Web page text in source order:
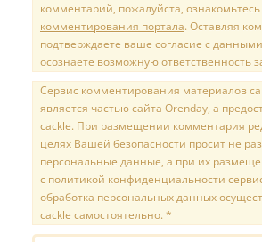
комментарий, пожалуйста, ознакомьтесь
комментирования портала. Оставляя
подтверждаете ваше согласие с
осознаете возможную ответственность
Сервис комментирования материалов
является частью сайта Orenday, а
cackle. При размещении комментария
целях Вашей безопасности просит не
персональные данные, а при их
с политикой конфиденциальности
обработка персональных данных
cackle самостоятельно. *